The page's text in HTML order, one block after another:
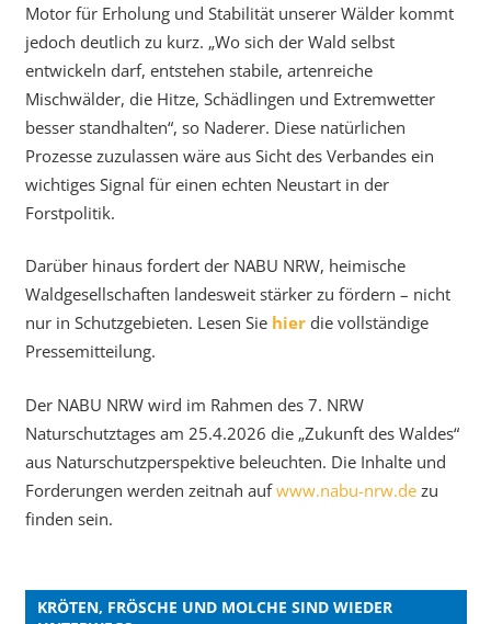
Motor für Erholung und Stabilität unserer Wälder kommt
jedoch deutlich zu kurz. „Wo sich der Wald selbst
entwickeln darf, entstehen stabile, artenreiche
Mischwälder, die Hitze, Schädlingen und Extremwetter
besser standhalten“, so Naderer. Diese natürlichen
Prozesse zuzulassen wäre aus Sicht des Verbandes ein
wichtiges Signal für einen echten Neustart in der
Forstpolitik.
Darüber hinaus fordert der NABU NRW, heimische
Waldgesellschaften landesweit stärker zu fördern – nicht
nur in Schutzgebieten. Lesen Sie hier die vollständige
Pressemitteilung.
Der NABU NRW wird im Rahmen des 7. NRW
Naturschutztages am 25.4.2026 die „Zukunft des Waldes“
aus Naturschutzperspektive beleuchten. Die Inhalte und
Forderungen werden zeitnah aufwww.nabu-nrw.dezu
finden sein.
KRÖTEN, FRÖSCHE UND MOLCHE SIND WIEDER